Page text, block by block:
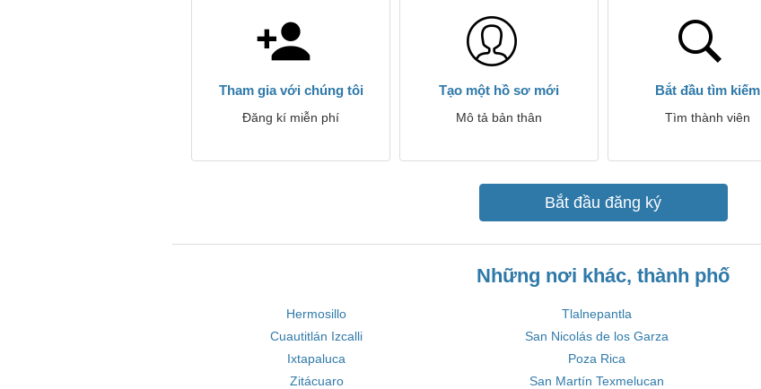
Tham gia với chúng tôi
Đăng kí miễn phí
Tạo một hồ sơ mới
Mô tả bản thân
Bắt đầu tìm kiếm
Tìm thành viên
Bắt đầu đăng ký
Những nơi khác, thành phố
Hermosillo Tlalnepantla
Cuautitlán Izcalli
San Nicolás de los Garza
Ixtapaluca
Poza Rica
Zitácuaro
San Martín Texmelucan